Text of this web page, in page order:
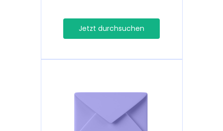
Jetzt durchsuchen